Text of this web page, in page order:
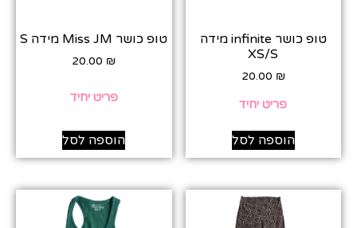
טופ כושר infinite מידה
XS/S
20.00 ₪
פריט יחיד
הוספה לסל
טופ כושר Miss JM מידה S
20.00 ₪
פריט יחיד
הוספה לסל